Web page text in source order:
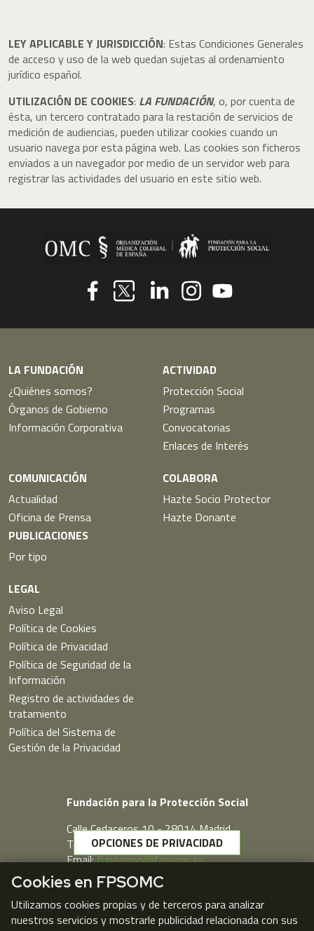
LEY APLICABLE Y JURISDICCIÓN: Estas Condiciones Generales
de acceso y uso de la web quedan sujetas al ordenamiento
jurídico español.
UTILIZACIÓN DE COOKIES: LA FUNDACIÓN, o, por cuenta de
ésta, un tercero contratado para la restación de servicios de
medición de audiencias, pueden utilizar cookies cuando un
usuario navega por esta página web. Las cookies son ficheros
enviados a un navegador por medio de un servidor web para
registrar las actividades del usuario en este sitio web.
LA FUNDACIÓN
¿Quiénes somos?
Órganos de Gobierno
Información Corporativa
ACTIVIDAD
Protección Social
Programas
Convocatorias
Enlaces de Interés
COMUNICACIÓN
Actualidad
Oficina de Prensa
PUBLICACIONES
Por tipo
COLABORA
Hazte Socio Protector
Hazte Donante
LEGAL
Aviso Legal
Política de Cookies
Política de Privacidad
Política de Seguridad de la
Información
Registro de actividades de
tratamiento
Política del Sistema de
Gestión de la Privacidad
Fundación para la Protección Social
Calle Cedaceros,10 - 28014 Madrid
Telf. 91 431 77 80
Email:fundacion@fpsomc.es
Webmail
OPCIONES DE PRIVACIDAD
Cookies en FPSOMC
Utilizamos cookies propias y de terceros para analizar
nuestros servicios y mostrarle publicidad relacionada con sus